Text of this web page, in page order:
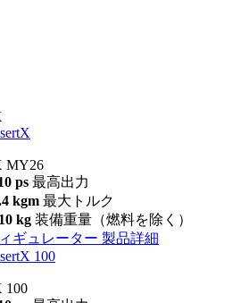
MY26
ps 最高出力
kgm 最大トルク
kg 装備重量（燃料を除く）
ギュレーター 製品詳細
100
100